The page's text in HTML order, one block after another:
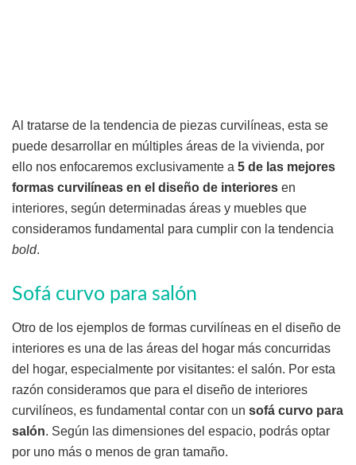
Al tratarse de la tendencia de piezas curvilíneas, esta se
puede desarrollar en múltiples áreas de la vivienda, por
ello nos enfocaremos exclusivamente a 5 de las mejores
formas curvilíneas en el diseño de interiores en
interiores, según determinadas áreas y muebles que
consideramos fundamental para cumplir con la tendencia
bold.
Sofá curvo para salón
Otro de los ejemplos de formas curvilíneas en el diseño de
interiores es una de las áreas del hogar más concurridas
del hogar, especialmente por visitantes: el salón. Por esta
razón consideramos que para el diseño de interiores
curvilíneos, es fundamental contar con un sofá curvo para
salón. Según las dimensiones del espacio, podrás optar
por uno más o menos de gran tamaño.